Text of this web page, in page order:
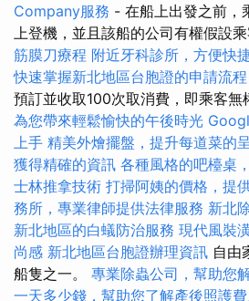
Company服務 - 在船上出發之前，
上登機，並且該船的公司有權假設
筋膜刀療程 附近牙科診所，方便快
快速掌握新北地區台胞證的申請流程
預訂並收取100次取消費，即乘客無
為您帶來輕鬆愉快的午後時光
上手 精美外燴擺盤，提升每道菜的
獲得精確的資訊 各種風格的吧檯桌
士林推拿技術 打掃阿姨的價格，提
務所，專業律師提供法律服務 新北
新北地區的白蟻防治服務 現代風裝
尚感 新北地區台胞證辦理資訊 自由
船隻之一。 專業除蟲公司，幫助您
一天多少錢，幫助您了解產後照護